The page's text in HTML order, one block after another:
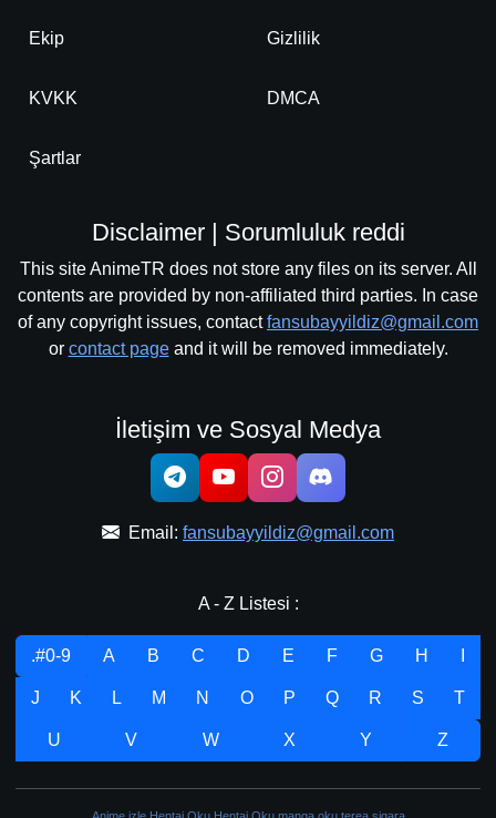
Ekip Gizlilik
KVKK DMCA
Şartlar
Disclaimer | Sorumluluk reddi
This site AnimeTR does not store any files on its server. All
contents are provided by non-affiliated third parties. In case
of any copyright issues, contactfansubayyildiz@gmail.com
or contact pageand it will be removed immediately.
İletişim ve Sosyal Medya
Email: fansubayyildiz@gmail.com
A - Z Listesi :
.#0-9 A B C D E F G H
J K L M N O P Q R S T
U V W X Y Z